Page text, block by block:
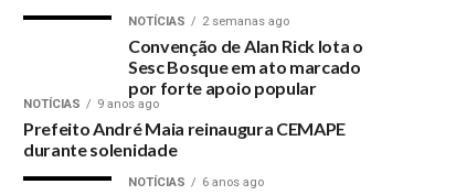
NOTÍCIAS 2 semanas ago
Convenção de Alan Rick lota o
Sesc Bosque em ato marcado
por forte apoio popular
NOTÍCIAS 9 anos ago
Prefeito André Maia reinaugura CEMAPE
durante solenidade
NOTÍCIAS 6 anos ago